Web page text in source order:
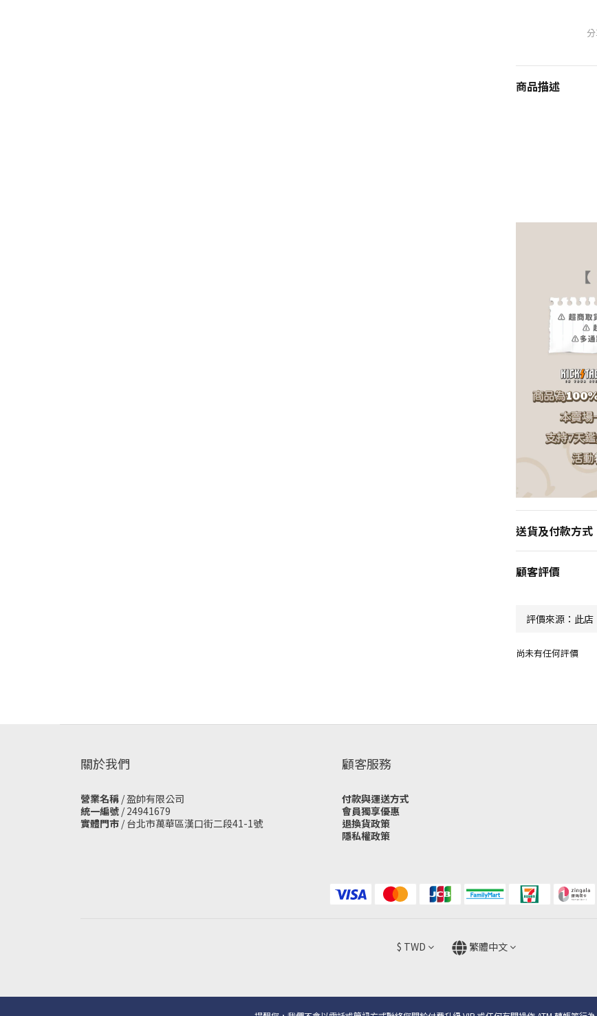
商品描述
送貨及付款方式
顧客評價
尚未有任何評價
關於我們
營業名稱 / 盈帥有限公司
統一編號 / 24941679
實體門市 / 台北市萬華區漢口街二段41-1號
顧客服務
付款與運送方式
會員獨享優惠
退換貨政策
隱私權政策
$ TWD 繁體中文